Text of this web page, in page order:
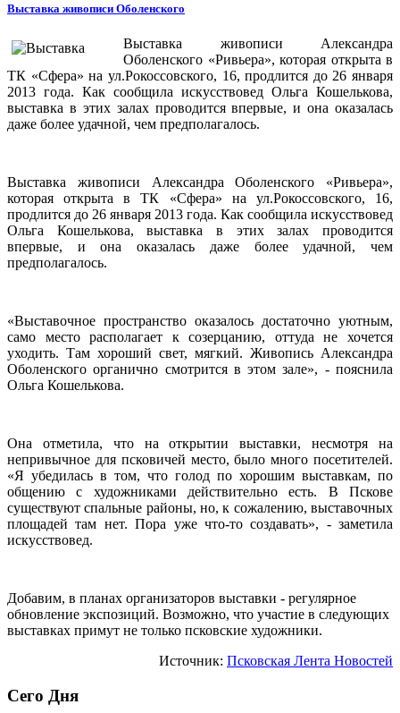
Выставка живописи Оболенского
Выставка живописи Александра
Оболенского «Ривьера», которая открыта в
ТК «Сфера» на ул.Рокоссовского, 16, продлится до 26 января
2013 года. Как сообщила искусствовед Ольга Кошелькова,
выставка в этих залах проводится впервые, и она оказалась
даже более удачной, чем предполагалось.
Выставка живописи Александра Оболенского «Ривьера»,
которая открыта в ТК «Сфера» на ул.Рокоссовского, 16,
продлится до 26 января 2013 года. Как сообщила искусствовед
Ольга Кошелькова, выставка в этих залах проводится
впервые, и она оказалась даже более удачной, чем
предполагалось.
«Выставочное пространство оказалось достаточно уютным,
само место располагает к созерцанию, оттуда не хочется
уходить. Там хороший свет, мягкий. Живопись Александра
Оболенского органично смотрится в этом зале», - пояснила
Ольга Кошелькова.
Она отметила, что на открытии выставки, несмотря на
непривычное для псковичей место, было много посетителей.
«Я убедилась в том, что голод по хорошим выставкам, по
общению с художниками действительно есть. В Пскове
существуют спальные районы, но, к сожалению, выставочных
площадей там нет. Пора уже что-то создавать», - заметила
искусствовед.
Добавим, в планах организаторов выставки - регулярное
обновление экспозиций. Возможно, что участие в следующих
выставках примут не только псковские художники.
Источник: Псковская Лента Новостей
Сего Дня